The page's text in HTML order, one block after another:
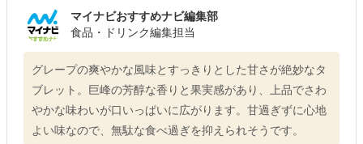
マイナビおすすめナビ編集部
食品・ドリンク編集担当
グレープの爽やかな風味とすっきりとした甘さが絶妙なタ
ブレット。巨峰の芳醇な香りと果実感があり、上品でさわ
やかな味わいが口いっぱいに広がります。甘過ぎずに心地
よい味なので、無駄な食べ過ぎを抑えられそうです。